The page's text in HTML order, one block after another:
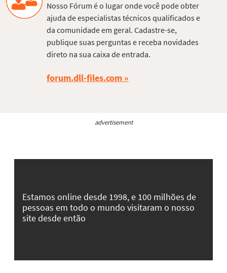
Nosso Fórum é o lugar onde você pode obter
ajuda de especialistas técnicos qualificados e
da comunidade em geral. Cadastre-se,
publique suas perguntas e receba novidades
direto na sua caixa de entrada.
forum.dll-files.com
advertisement
Estamos online desde 1998, e 100 milhões de
pessoas em todo o mundo visitaram o nosso
site desde então